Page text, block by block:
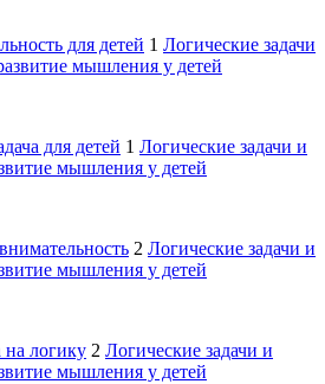
для детей 1 Логические задачи
мышления у детей
для детей 1 Логические задачи и
мышления у детей
2 Логические задачи и
мышления у детей
на логику 2 Логические задачи и
мышления у детей